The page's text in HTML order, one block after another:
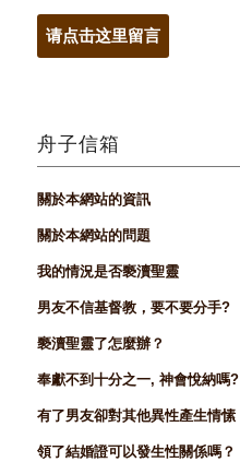
请点击这里留言
舟子信箱
關於本網站的資訊
關於本網站的問題
我的情況是否褻瀆聖靈
男友不信基督教，要不要分手?
褻瀆聖靈了怎麼辦？
奉獻不到十分之一, 神會悅納嗎?
有了男友卻對其他異性產生情愫
領了結婚證可以發生性關係嗎？